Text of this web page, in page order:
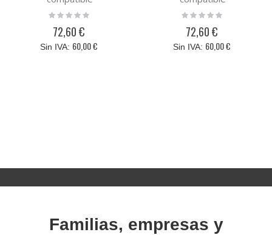
Rating:
72,60 €
60,00 €
Rating:
72,60 €
60,00 €
Familias, empresas y